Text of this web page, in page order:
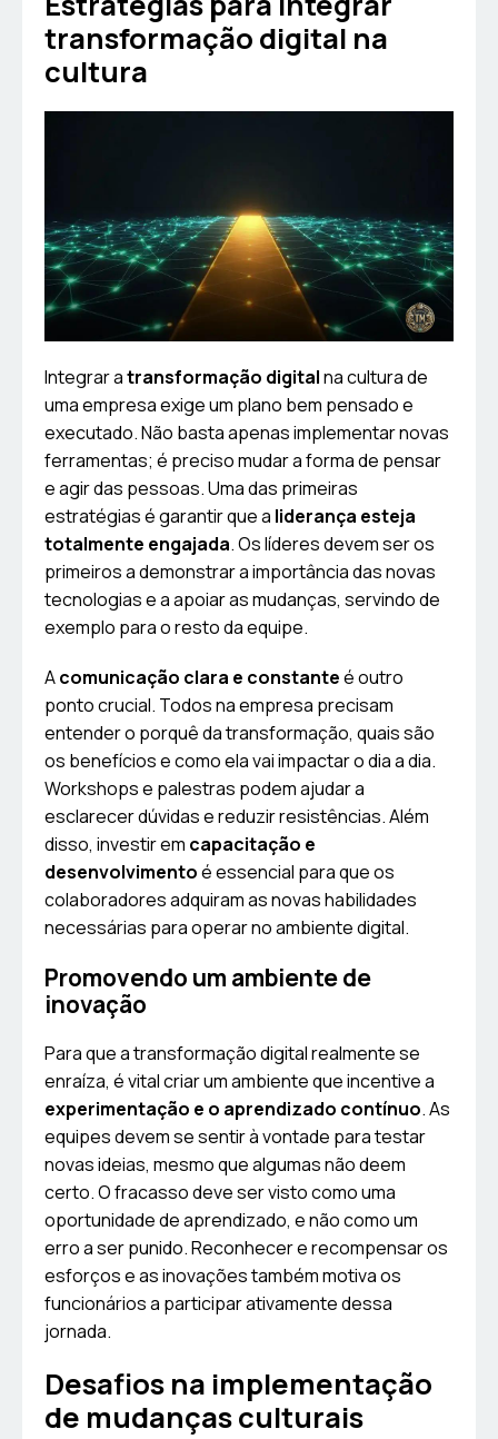
transformação digital na
cultura
Integrar atransformação digitalna cultura de
uma empresa exige um plano bem pensado e
executado. Não basta apenas implementar novas
ferramentas; é preciso mudar a forma de pensar
e agir das pessoas. Uma das primeiras
estratégias é garantir que a liderança esteja
totalmente engajada. Os líderes devem ser os
primeiros a demonstrar a importância das novas
tecnologias e a apoiar as mudanças, servindo de
exemplo para o resto da equipe.
Acomunicação clara e constanteé outro
ponto crucial. Todos na empresa precisam
entender o porquê da transformação, quais são
os benefícios e como ela vai impactar o dia a dia.
Workshops e palestras podem ajudar a
esclarecer dúvidas e reduzir resistências. Além
disso, investir em capacitação e
desenvolvimentoé essencial para que os
colaboradores adquiram as novas habilidades
necessárias para operar no ambiente digital.
Promovendo um ambiente de
inovação
Para que a transformação digital realmente se
enraíza, é vital criar um ambiente que incentive a
experimentação e o aprendizado contínuo. As
equipes devem se sentir à vontade para testar
novas ideias, mesmo que algumas não deem
certo. O fracasso deve ser visto como uma
oportunidade de aprendizado, e não como um
erro a ser punido. Reconhecer e recompensar os
esforços e as inovações também motiva os
funcionários a participar ativamente dessa
jornada.
Desafios na implementação
de mudanças culturais